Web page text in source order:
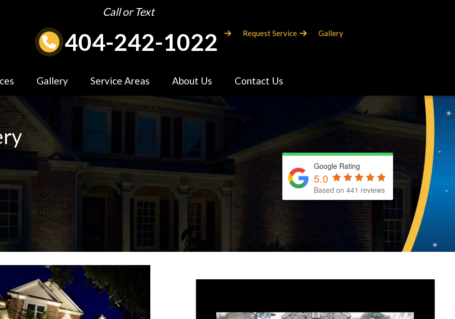
Call or Text
404-242-1022 Request Service Gallery
Gallery Service Areas About Us Contact Us
Google Rating
5.0
Based on 441 reviews